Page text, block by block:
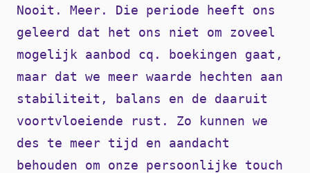
Nooit. Meer. Die periode heeft ons
geleerd dat het ons niet om zoveel
mogelijk aanbod cq. boekingen gaat,
maar dat we meer waarde hechten aan
stabiliteit, balans en de daaruit
voortvloeiende rust. Zo kunnen we
des te meer tijd en aandacht
behouden om onze persoonlijke touch